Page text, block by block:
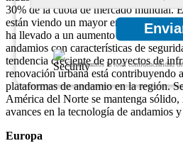
Garantizamos la total confidencialidad
30% de la cuota de mercado mundial.
están viendo un mayor enfoque en las
ha llevado a un aumento del 25 % en
andamios con características de
tendencia creciente de proyectos de
renovación urbana está contribuyendo
plataformas de andamio en la región.
América del Norte se mantenga
avances en la tecnología de andamios
Europa